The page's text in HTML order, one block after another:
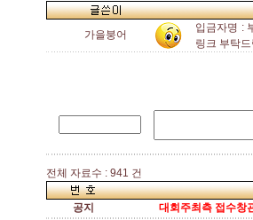
가을붕어
입금자명 :
링크 부탁
전체 자료수 : 941 건
공지
대회주최측 접수창